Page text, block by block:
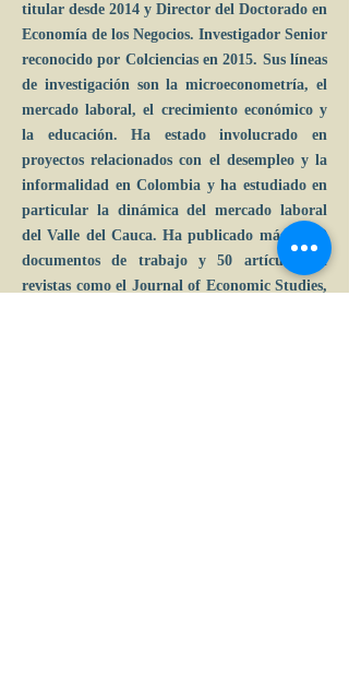
titular desde 2014 y Director del Doctorado en
Economía de los Negocios. Investigador Senior
reconocido por Colciencias en 2015. Sus líneas
de investigación son la microeconometría, el
mercado laboral, el crecimiento económico y
la educación. Ha estado involucrado en
proyectos relacionados con el desempleo y la
informalidad en Colombia y ha estudiado en
particular la dinámica del mercado laboral
del Valle del Cauca. Ha publicado más de 30
documentos de trabajo y 50 artículos en
revistas como el Journal of Economic Studies,